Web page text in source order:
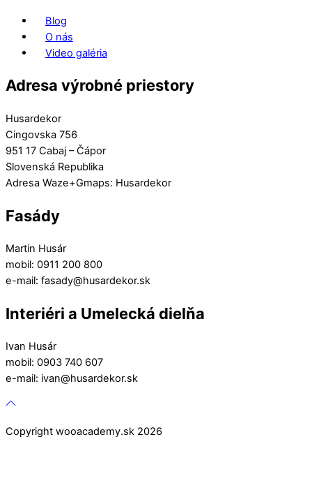
Blog
O nás
Video galéria
Adresa výrobné priestory
Husardekor
Cingovska 756
951 17 Cabaj – Čápor
Slovenská Republika
Adresa Waze+Gmaps: Husardekor
Fasády
Martin Husár
mobil: 0911 200 800
e-mail: fasady@husardekor.sk
Interiéri a Umelecká dielňa
Ivan Husár
mobil: 0903 740 607
e-mail: ivan@husardekor.sk
Copyright wooacademy.sk 2026